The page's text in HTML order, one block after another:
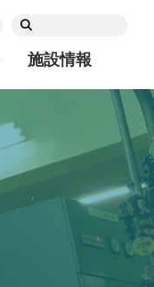
施設情報